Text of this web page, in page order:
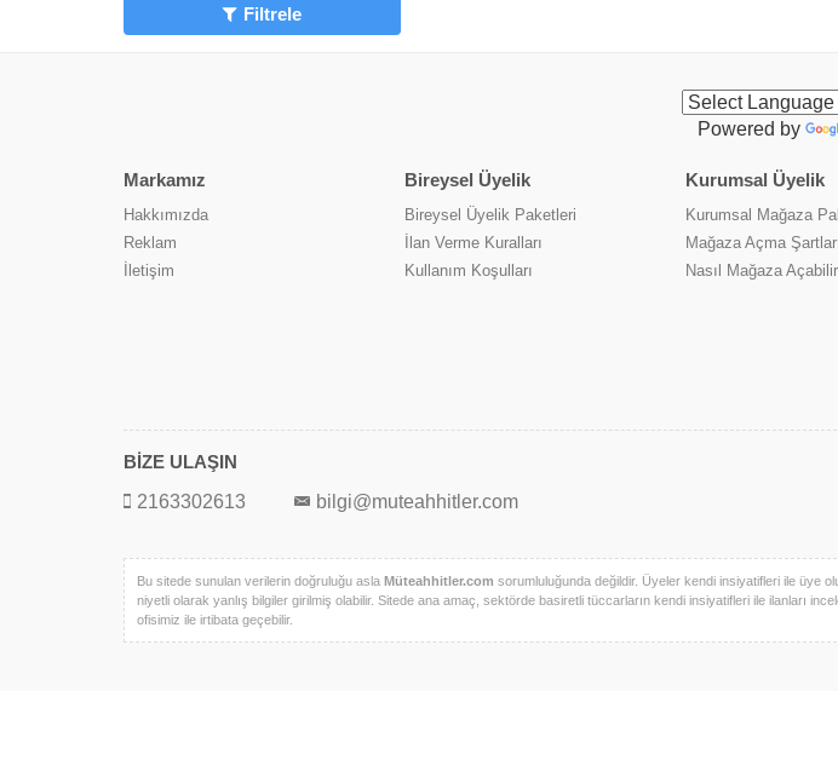
Filtrele
Powered by
Markamız
Hakkımızda
Reklam
İletişim
Bireysel Üyelik
Bireysel Üyelik Paketleri
İlan Verme Kuralları
Kullanım Koşulları
Kurumsal Üyelik
Kurumsal Mağaza
Mağaza Açma
Nasıl Mağaza
BİZE ULAŞIN
2163302613
bilgi@muteahhitler.com
Bu sitede sunulan verilerin doğruluğu asla Müteahhitler.com sorumluluğunda değildir. Üyeler kendi insiyatifleri ile üye
niyetli olarak yanlış bilgiler girilmiş olabilir. Sitede ana amaç, sektörde basiretli tüccarların kendi insiyatifleri ile ilanları
ofisimiz ile irtibata geçebilir.